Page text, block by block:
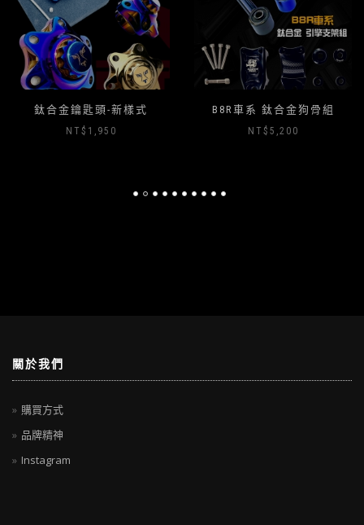
鈦合金鑰匙頭-新樣式
NT$ 1,950
B8R車系 鈦合金狗骨組
NT$ 5,200
關於我們
購買方式
品牌精神
Instagram